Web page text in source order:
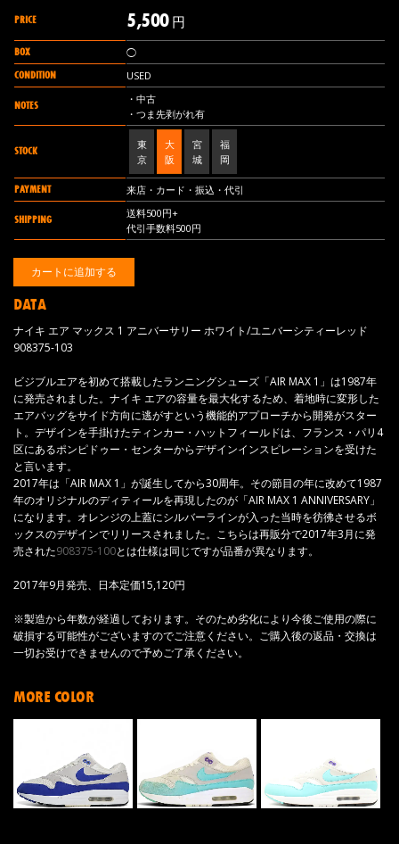
PRICE 5,500円
BOX ◯
CONDITION USED
NOTES
・中古
・つま先剥がれ有
STOCK
東
京
大
阪
宮
城
福
岡
PAYMENT 来店・カード・振込・代引
SHIPPING
送料500円+
代引手数料500円
DATA
ナイキ エア マックス 1 アニバーサリー ホワイト/ユニバーシティーレッド
908375-103
ビジブルエアを初めて搭載したランニングシューズ「AIR MAX 1」は1987年
に発売されました。ナイキ エアの容量を最大化するため、着地時に変形した
エアバッグをサイド方向に逃がすという機能的アプローチから開発がスター
ト。デザインを手掛けたティンカー・ハットフィールドは、フランス・パリ4
区にあるポンピドゥー・センターからデザインインスピレーションを受けた
と言います。
2017年は「AIR MAX 1」が誕生してから30周年。その節目の年に改めて1987
年のオリジナルのディティールを再現したのが「AIR MAX 1 ANNIVERSARY」
になります。オレンジの上蓋にシルバーラインが入った当時を彷彿させるボ
ックスのデザインでリリースされました。こちらは再販分で2017年3月に発
売された908375-100とは仕様は同じですが品番が異なります。
2017年9月発売、日本定価15,120円
※製造から年数が経過しております。そのため劣化により今後ご使用の際に
破損する可能性がございますのでご注意ください。ご購入後の返品・交換は
一切お受けできませんので予めご了承ください。
MORE COLOR